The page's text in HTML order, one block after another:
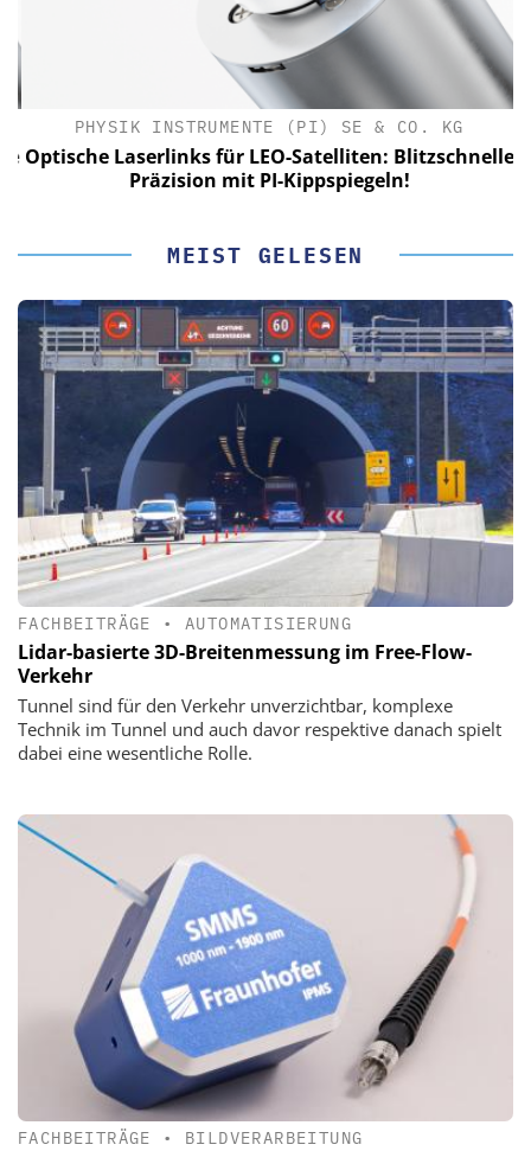
PHYSIK INSTRUMENTE (PI) SE & CO. KG
Optische Laserlinks für LEO-Satelliten: Blitzschnelle
Präzision mit PI-Kippspiegeln!
MEIST GELESEN
FACHBEITRÄGE •AUTOMATISIERUNG
Lidar-basierte 3D-Breitenmessung im Free-Flow-
Verkehr
Tunnel sind für den Verkehr unverzichtbar, komplexe
Technik im Tunnel und auch davor respektive danach spielt
dabei eine wesentliche Rolle.
FACHBEITRÄGE • BILDVERARBEITUNG